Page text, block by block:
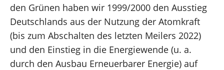
den Grünen haben wir 1999/2000 den Ausstieg
Deutschlands aus der Nutzung der Atomkraft
(bis zum Abschalten des letzten Meilers 2022)
und den Einstieg in die Energiewende (u. a.
durch den Ausbau Erneuerbarer Energie) auf